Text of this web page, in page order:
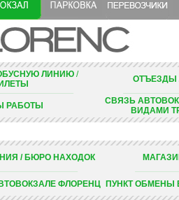
ЛИНИЮ /
ОТЪЕЗДЫ
РАБОТЫ
СВЯЗЬ
ВИДАМИ
/ БЮРО НАХОДОК
ФЛОРЕНЦ ПУНКТ ОБМЕНЫ